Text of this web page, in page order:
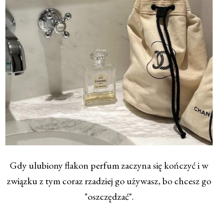
Gdy ulubiony flakon perfum zaczyna się kończyć i w
związku z tym coraz rzadziej go używasz, bo chcesz go
"oszczędzać".